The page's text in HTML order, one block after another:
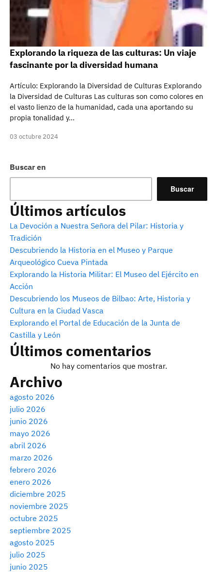
Buscar en
Buscar
Últimos artículos
La Devoción a Nuestra Señora del Pilar: Historia y
Tradición
Descubriendo la Historia en el Museo y Parque
Arqueológico Cueva Pintada
Explorando la Historia Militar: El Museo del Ejército en
Acción
Descubriendo los Museos de Bilbao: Arte, Historia y
Cultura en la Ciudad Vasca
Explorando el Portal de Educación de la Junta de
Castilla y León
Últimos comentarios
No hay comentarios que mostrar.
Archivo
agosto 2026
julio 2026
junio 2026
mayo 2026
abril 2026
marzo 2026
febrero 2026
enero 2026
diciembre 2025
noviembre 2025
octubre 2025
septiembre 2025
agosto 2025
julio 2025
junio 2025
Explorando la riqueza de las culturas: Un viaje
fascinante por la diversidad humana
Artículo: Explorando la Diversidad de Culturas Explorando
la Diversidad de Culturas Las culturas son como colores en
el vasto lienzo de la humanidad, cada una aportando su
propia tonalidad y…
03 octubre 2024